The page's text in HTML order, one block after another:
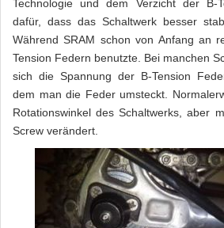
Technologie und dem Verzicht der B-
dafür, dass das Schaltwerk besser
Während SRAM schon von Anfang an
Tension Federn benutzte. Bei manchen
sich die Spannung der B-Tension
dem man die Feder umsteckt.
Rotationswinkel des Schaltwerks, aber
Screw verändert.